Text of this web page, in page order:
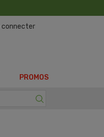
connecter
PROMOS